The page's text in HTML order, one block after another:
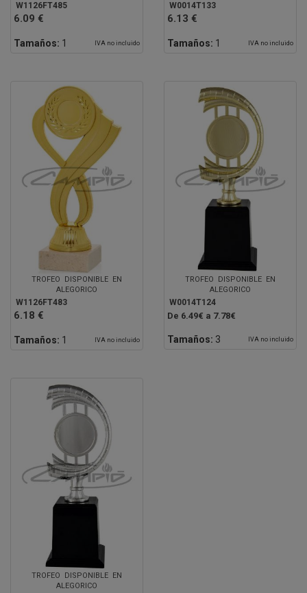
W1126FT485
6.09 €
Tamaños: 1 IVA no incluido
W0014T133
6.13 €
Tamaños: 1 IVA no incluido
TROFEO DISPONIBLE EN
ALEGORICO
W1126FT483
6.18 €
Tamaños: 1 IVA no incluido
TROFEO DISPONIBLE EN
ALEGORICO
W0014T124
De 6.49€ a 7.78€
Tamaños: 3 IVA no incluido
TROFEO DISPONIBLE EN
ALEGORICO